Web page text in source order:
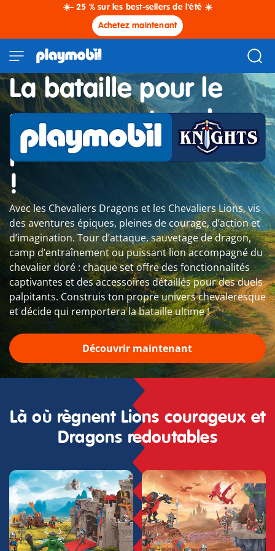
☀️- 25 % sur les best-sellers de l'été ☀️
Achetez maintenant
La bataille pour le
royaume est sur le
point de commencer
!
Avec les Chevaliers Dragons et les Chevaliers Lions, vis
des aventures épiques, pleines de courage, d’action et
d’imagination. Tour d’attaque, sauvetage de dragon,
camp d’entraînement ou puissant lion accompagné du
chevalier doré : chaque set offre des fonctionnalités
captivantes et des accessoires détaillés pour des duels
palpitants. Construis ton propre univers chevaleresque
et décide qui remportera la bataille ultime !
Découvrir maintenant
Là où règnent Lions courageux et
Dragons redoutables
Chevaliers Lions :
Défendez le Royaume
Les Chevaliers Lions sont
de valeureux défenseurs
du royaume, protégeant
Chevaliers Dragons :
Prêts pour la Bataille
Les Chevaliers Dragons
maîtrisent la puissance de
féroces dragons pour